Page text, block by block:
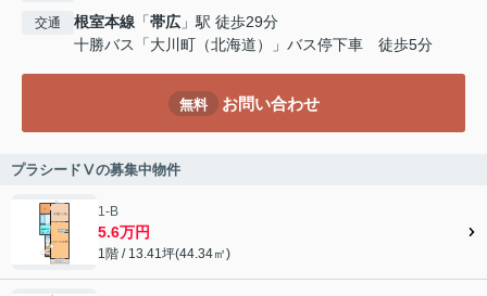
交通 根室本線 「帯広 」駅 徒歩29分
十勝バス「大川町（北海道）」バス停下車 徒歩5分
無料 お問い合わせ
プラシードⅤの募集中物件
1-B
5.6万円
1階 / 13.41坪(44.34㎡)